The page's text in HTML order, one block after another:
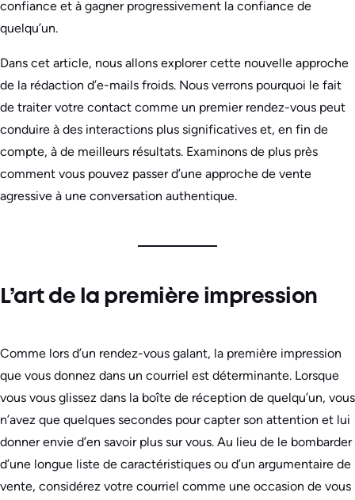
confiance et à gagner progressivement la confiance de
quelqu’un.
Dans cet article, nous allons explorer cette nouvelle approche
de la rédaction d’e-mails froids. Nous verrons pourquoi le fait
de traiter votre contact comme un premier rendez-vous peut
conduire à des interactions plus significatives et, en fin de
compte, à de meilleurs résultats. Examinons de plus près
comment vous pouvez passer d’une approche de vente
agressive à une conversation authentique.
L’art de la première impression
Comme lors d’un rendez-vous galant, la première impression
que vous donnez dans un courriel est déterminante. Lorsque
vous vous glissez dans la boîte de réception de quelqu’un, vous
n’avez que quelques secondes pour capter son attention et lui
donner envie d’en savoir plus sur vous. Au lieu de le bombarder
d’une longue liste de caractéristiques ou d’un argumentaire de
vente, considérez votre courriel comme une occasion de vous